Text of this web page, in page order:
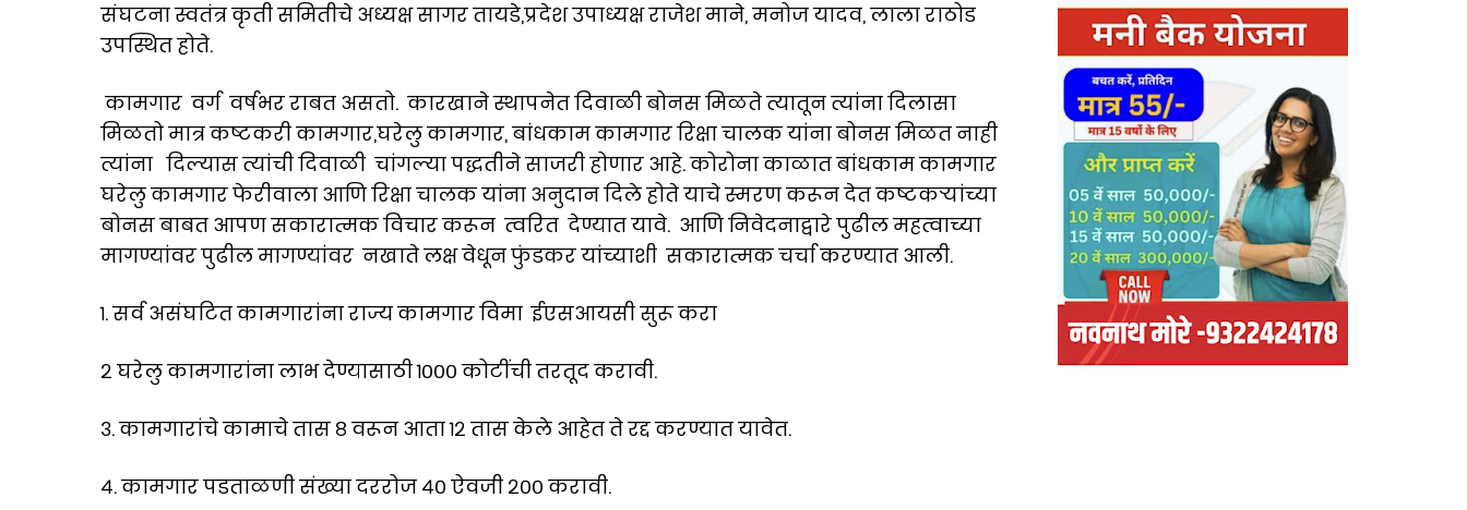
संघटना स्वतंत्र कृती समितीचे अध्यक्ष सागर तायडे,प्रदेश उपाध्यक्ष राजेश माने, मनोज यादव, लाला राठोड
उपस्थित होते.
कामगार वर्ग वर्षभर राबत असतो. कारखाने स्थापनेत दिवाळी बोनस मिळते त्यातून त्यांना दिलासा
मिळतो मात्र कष्टकरी कामगार,घरेलु कामगार, बांधकाम कामगार रिक्षा चालक यांना बोनस मिळत नाही
त्यांना दिल्यास त्यांची दिवाळी चांगल्या पद्धतीने साजरी होणार आहे. कोरोना काळात बांधकाम कामगार
घरेलु कामगार फेरीवाला आणि रिक्षा चालक यांना अनुदान दिले होते याचे स्मरण करून देत कष्टकऱ्यांच्या
बोनस बाबत आपण सकारात्मक विचार करून त्वरित देण्यात यावे. आणि निवेदनाद्वारे पुढील महत्वाच्या
मागण्यांवर पुढील मागण्यांवर नखाते लक्ष वेधून फुंडकर यांच्याशी सकारात्मक चर्चा करण्यात आली.
१. सर्व असंघटित कामगारांना राज्य कामगार विमा ईएसआयसी सुरू करा
२ घरेलु कामगारांना लाभ देण्यासाठी १००० कोटींची तरतूद करावी.
३. कामगारांचे कामाचे तास ८ वरून आता १२ तास केले आहेत ते रद्द करण्यात यावेत.
४. कामगार पडताळणी संख्या दररोज ४० ऐवजी २०० करावी.